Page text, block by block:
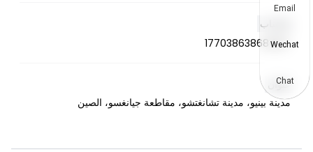
واتساب
+86 17703863868
عنوان
مدينة بينيو، مدينة تشانغتشو، مقاطعة جيانغسو، الصين
Email
Wechat
Chat